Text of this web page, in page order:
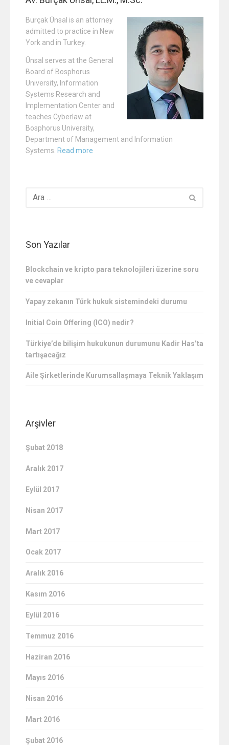
Burçak Ünsal is an attorney
admitted to practice in New
York and in Turkey.
Ünsal serves at the General
Board of Bosphorus
University, Information
Systems Research and
Implementation Center and
teaches Cyberlaw at
Bosphorus University,
Department of Management and Information
Systems. Read more
Son Yazılar
Blockchain ve kripto para teknolojileri üzerine soru
ve cevaplar
Yapay zekanın Türk hukuk sistemindeki durumu
Initial Coin Offering (ICO) nedir?
Türkiye’de bilişim hukukunun durumunu Kadir Has’ta
tartışacağız
Aile Şirketlerinde Kurumsallaşmaya Teknik Yaklaşım
Arşivler
Şubat 2018
Aralık 2017
Eylül 2017
Nisan 2017
Mart 2017
Ocak 2017
Aralık 2016
Kasım 2016
Eylül 2016
Temmuz 2016
Haziran 2016
Mayıs 2016
Nisan 2016
Mart 2016
Şubat 2016